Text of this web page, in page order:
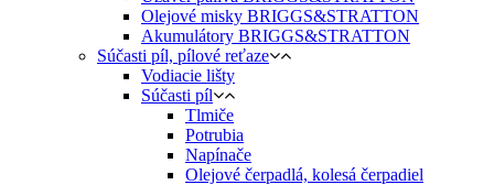
Olejové misky BRIGGS&STRATTON
Akumulátory BRIGGS&STRATTON
Súčasti píl, pílové reťaze
Vodiacie lišty
Súčasti píl
Tlmiče
Potrubia
Napínače
Olejové čerpadlá, kolesá čerpadiel